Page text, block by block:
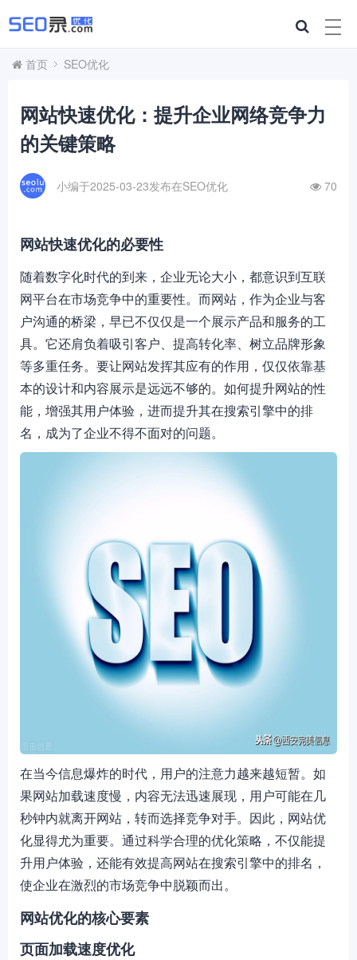
首页 SEO优化
网站快速优化：提升企业网络竞争力
的关键策略
小编于2025-03-23发布在SEO优化 70
网站快速优化的必要性
随着数字化时代的到来，企业无论大小，都意识到互联
网平台在市场竞争中的重要性。而网站，作为企业与客
户沟通的桥梁，早已不仅仅是一个展示产品和服务的工
具。它还肩负着吸引客户、提高转化率、树立品牌形象
等多重任务。要让网站发挥其应有的作用，仅仅依靠基
本的设计和内容展示是远远不够的。如何提升网站的性
能，增强其用户体验，进而提升其在搜索引擎中的排
名，成为了企业不得不面对的问题。
在当今信息爆炸的时代，用户的注意力越来越短暂。如
果网站加载速度慢，内容无法迅速展现，用户可能在几
秒钟内就离开网站，转而选择竞争对手。因此，网站优
化显得尤为重要。通过科学合理的优化策略，不仅能提
升用户体验，还能有效提高网站在搜索引擎中的排名，
使企业在激烈的市场竞争中脱颖而出。
网站优化的核心要素
页面加载速度优化